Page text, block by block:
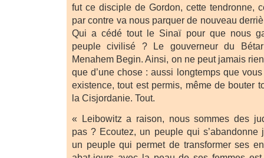
fut ce disciple de Gordon, cette tendronne,
par contre va nous parquer de nouveau
Qui a cédé tout le Sinaï pour que nous
peuple civilisé ? Le gouverneur du
Menahem Begin. Ainsi, on ne peut jamais
que d’une chose : aussi longtemps que
existence, tout est permis, même de bouter
la Cisjordanie. Tout.
« Leibowitz a raison, nous sommes des
pas ? Ecoutez, un peuple qui s’abandonne
un peuple qui permet de transformer ses